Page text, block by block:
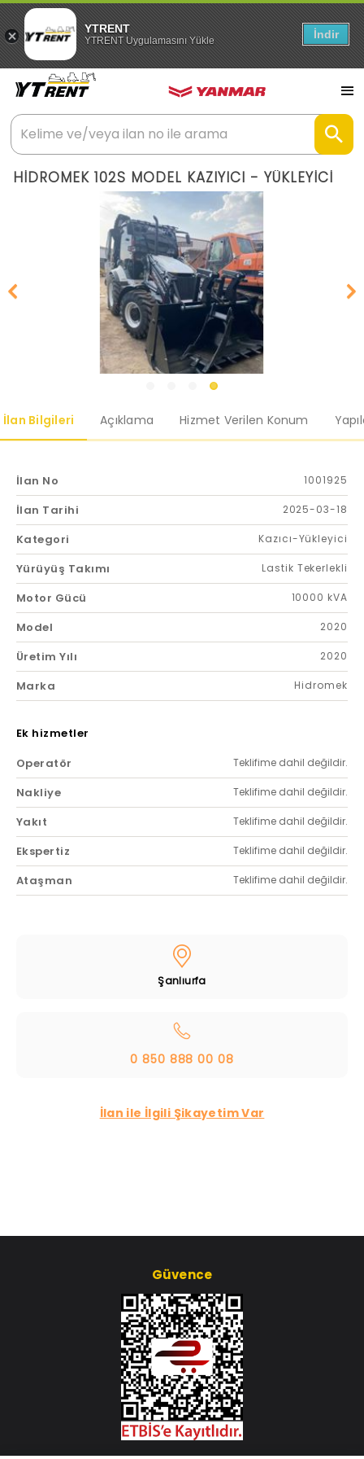
YTRENT
YTRENT Uygulamasını Yükle İndir
HİDROMEK 102S MODEL KAZIYICI - YÜKLEYİCİ
İlan Bilgileri Açıklama Hizmet Verilen Konum
İlan No 1001925
İlan Tarihi 2025-03-18
Kategori Kazıcı-Yükleyici
Yürüyüş Takımı Lastik Tekerlekli
Motor Gücü 10000 kVA
Model 2020
Üretim Yılı 2020
Marka Hidromek
Ek hizmetler
Operatör
Teklifime dahil değildir.
Nakliye Teklifime dahil değildir.
Yakıt Teklifime dahil değildir.
Ekspertiz Teklifime dahil değildir.
Ataşman Teklifime dahil değildir.
Şanlıurfa
0 850 888 00 08
İlan ile İlgili Şikayetim Var
Güvence